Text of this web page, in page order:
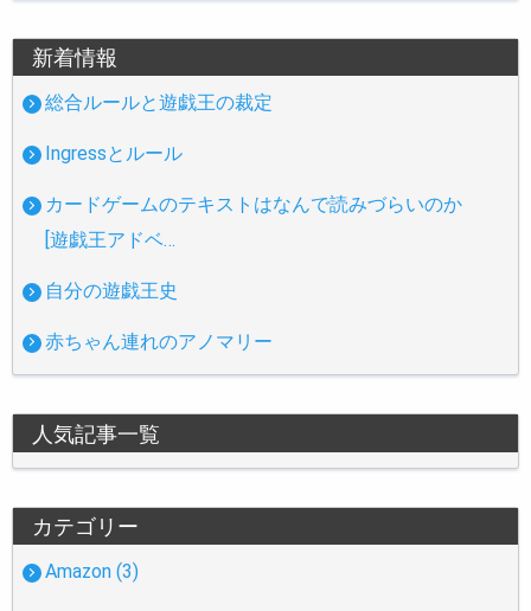
新着情報
総合ルールと遊戯王の裁定
Ingressとルール
カードゲームのテキストはなんで読みづらいのか
[遊戯王アドベ…
自分の遊戯王史
赤ちゃん連れのアノマリー
人気記事一覧
カテゴリー
Amazon (3)